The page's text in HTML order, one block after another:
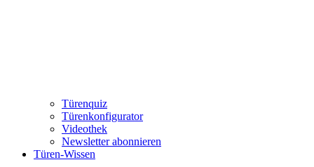
Türenquiz
Türenkonfigurator
Videothek
Newsletter abonnieren
Türen-Wissen